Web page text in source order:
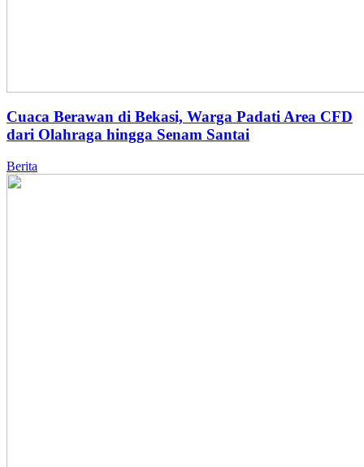
Cuaca Berawan di Bekasi, Warga Padati Area CFD
dari Olahraga hingga Senam Santai
Berita